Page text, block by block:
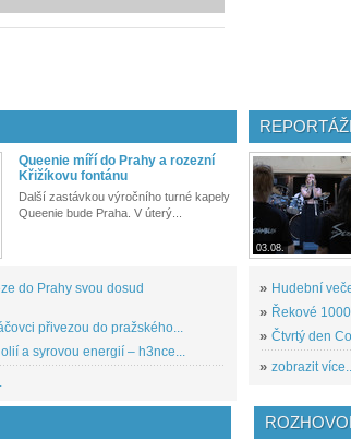
Queenie míří do Prahy a rozezní
Křižíkovu fontánu
Další zastávkou výročního turné kapely
Queenie bude Praha. V úterý...
do Prahy svou dosud
přivezou do pražského...
a syrovou energií – h3nce...
03.08.
» Hudební
» Řekové
» Čtvrtý den
» zobrazit